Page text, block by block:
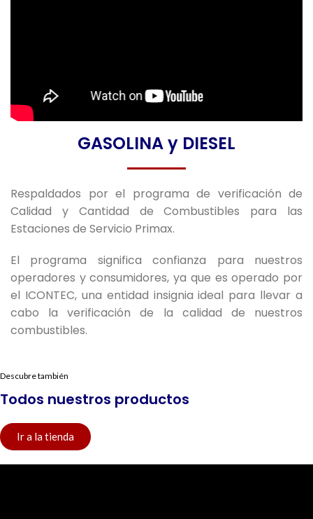
GASOLINA y DIESEL
Respaldados por el programa de verificación de
Calidad y Cantidad de Combustibles para las
Estaciones de Servicio Primax.
El programa significa confianza para nuestros
operadores y consumidores, ya que es operado por
el ICONTEC, una entidad insignia ideal para llevar a
cabo la verificación de la calidad de nuestros
combustibles.
Descubre también
Todos nuestros productos
Ir a la tienda